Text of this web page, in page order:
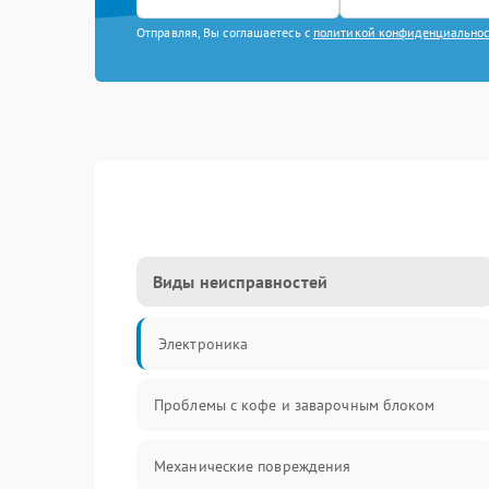
Отправляя, Вы соглашаетесь с политикой
Виды неисправностей
Электроника
Проблемы с кофе и заварочным блоком
Механические повреждения